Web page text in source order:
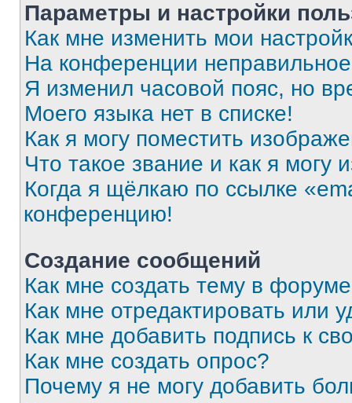
Параметры и настройки
Как мне изменить мои
На конференции
Я изменил часовой пояс, но
Моего языка нет в списке!
Как я могу поместить
Что такое звание и как я могу
Когда я щёлкаю по ссылке
конференцию!
Создание сообщений
Как мне создать тему в
Как мне отредактировать или
Как мне добавить подпись к
Как мне создать опрос?
Почему я не могу добавить